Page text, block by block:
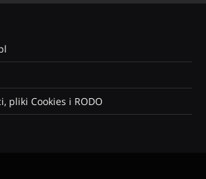
pliki Cookies i RODO